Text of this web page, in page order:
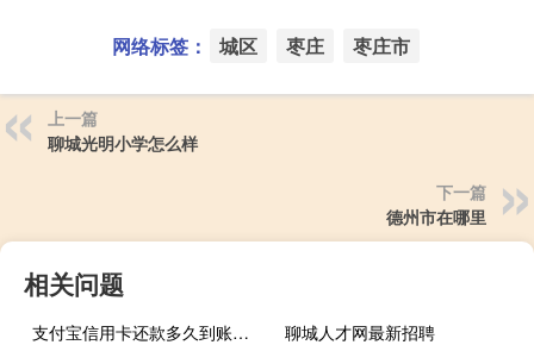
网络标签： 城区 枣庄 枣庄市
上一篇
聊城光明小学怎么样
下一篇
德州市在哪里
相关问题
支付宝信用卡还款多久到账啊（支付宝信用卡还款）
聊城人才网最新招聘